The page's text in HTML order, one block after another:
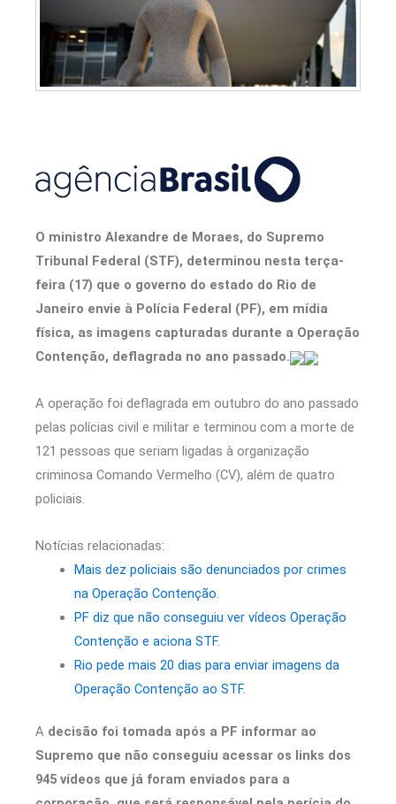
O ministro Alexandre de Moraes, do Supremo
Tribunal Federal (STF), determinou nesta terça-
feira (17) que o governo do estado do Rio de
Janeiro envie à Polícia Federal (PF), em mídia
física, as imagens capturadas durante a Operação
Contenção, deflagrada no ano passado.
A operação foi deflagrada em outubro do ano passado
pelas polícias civil e militar e terminou com a morte de
121 pessoas que seriam ligadas à organização
criminosa Comando Vermelho (CV), além de quatro
policiais.
Notícias relacionadas:
Mais dez policiais são denunciados por crimes
na Operação Contenção.
PF diz que não conseguiu ver vídeos Operação
Contenção e aciona STF.
Rio pede mais 20 dias para enviar imagens da
Operação Contenção ao STF.
A decisão foi tomada após a PF informar ao
Supremo que não conseguiu acessar os links dos
945 vídeos que já foram enviados para a